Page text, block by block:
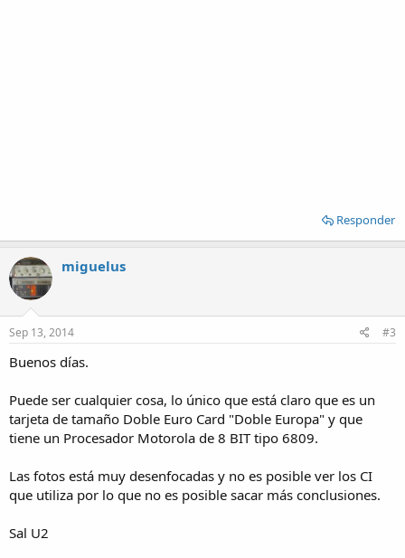
Responder
miguelus
Sep 13, 2014 #3
Buenos días.
Puede ser cualquier cosa, lo único que está claro que es un
tarjeta de tamaño Doble Euro Card "Doble Europa" y que
tiene un Procesador Motorola de 8 BIT tipo 6809.
Las fotos está muy desenfocadas y no es posible ver los CI
que utiliza por lo que no es posible sacar más conclusiones.
Sal U2